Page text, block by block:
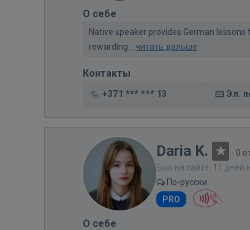
О себе
Native speaker provides German
rewarding... читать дальше
Контакты
+371 *** *** 13 Эл.
Daria K. · 0
Был на сайте: 11 дней
По-русски
PRO
О себе